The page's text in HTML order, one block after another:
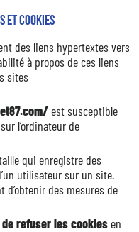
et cookies
des liens hypertextes vers
à propos de ces liens
sites
est susceptible
l’ordinateur de
qui enregistre des
utilisateur sur un site.
des mesures de
de refuser les cookies en